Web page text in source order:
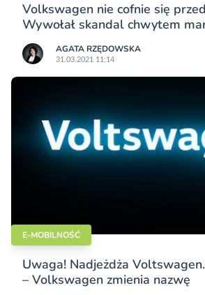
Volkswagen nie cofnie się
Wywołał skandal chwytem
AGATA RZĘDOWSKA
31.03.2021 11:14
E-MOBILNOŚĆ
Uwaga! Nadjeżdża
– Volkswagen zmienia nazwę